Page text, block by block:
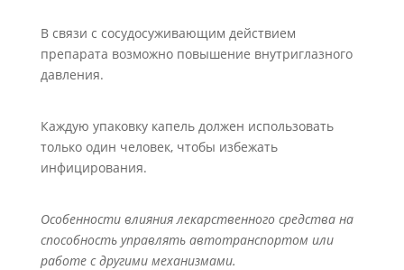
В связи с сосудосуживающим действием
препарата возможно повышение внутриглазного
давления.
Каждую упаковку капель должен использовать
только один человек, чтобы избежать
инфицирования.
Особенности влияния лекарственного средства на
способность управлять автотранспортом или
работе с другими механизмами.